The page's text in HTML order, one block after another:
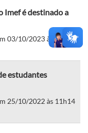
Imef é destinado a
03/10/2023 às 10h07
estudantes
25/10/2022 às 11h14